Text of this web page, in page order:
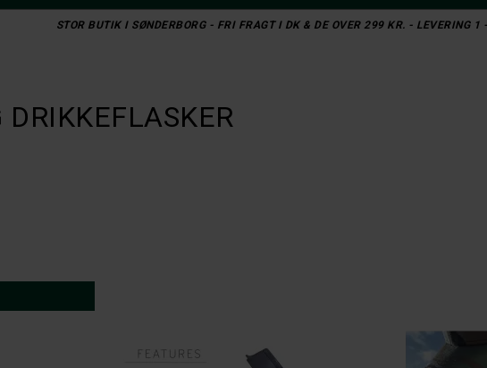
STOR BUTIK I SØNDERBORG - FRI FRAGT I DK & DE OVER 299 KR. - LEVERING 1
DRIKKEFLASKER